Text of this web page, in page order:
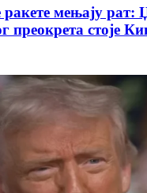
мењају рат:
преокрета стоје